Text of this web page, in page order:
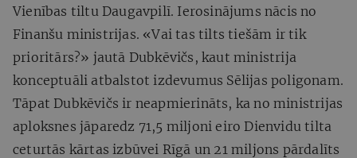
Vienības tiltu Daugavpilī. Ierosinājums nācis no
Finanšu ministrijas. «Vai tas tilts tiešām ir tik
prioritārs?» jautā Dubkēvičs, kaut ministrija
konceptuāli atbalstot izdevumus Sēlijas poligonam.
Tāpat Dubkēvičs ir neapmierināts, ka no ministrijas
aploksnes jāparedz 71,5 miljoni eiro Dienvidu tilta
ceturtās kārtas izbūvei Rīgā un 21 miljons pārdalīts